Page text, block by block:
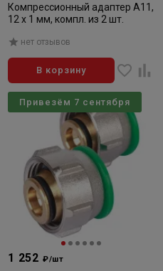
Компрессионный адаптер A11,
12 х 1 мм, компл. из 2 шт.
нет отзывов
В корзину
1 252 ₽/шт
Привезём 7 сентября